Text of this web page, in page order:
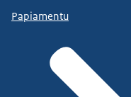
Papiamentu